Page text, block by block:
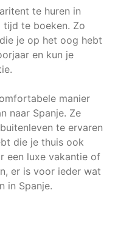
te huren in
tijd te boeken. Zo
je op het oog hebt
en kun je
manier
naar Spanje. Ze
te ervaren
die je thuis ook
een luxe vakantie of
er is voor ieder wat
in Spanje.